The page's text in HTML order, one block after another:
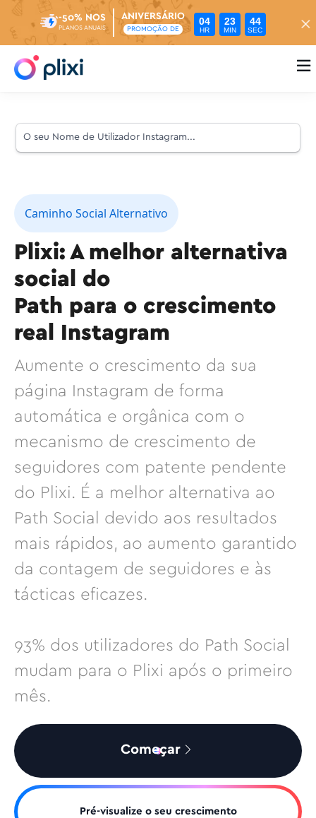
-50% NOS
PLANOS ANUAIS
ANIVERSÁRIO
PROMOÇÃO DE
04
HR
23
MIN
43
SEC

Caminho Social Alternativo
Plixi: A melhor alternativa
social do
Path para o crescimento
real Instagram
Aumente o crescimento da sua
página Instagram de forma
automática e orgânica com o
mecanismo de crescimento de
seguidores com patente pendente
do Plixi. É a melhor alternativa ao
Path Social devido aos resultados
mais rápidos, ao aumento garantido
da contagem de seguidores e às
tácticas eficazes.
93% dos utilizadores do Path Social
mudam para o Plixi após o primeiro
mês.
Começar
Pré-visualize o seu crescimento